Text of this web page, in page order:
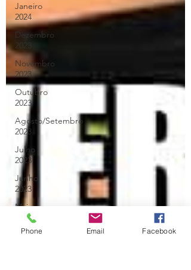
Janeiro
2024
Dezembro
2023
Novembro
2023
Outubro
2023
Agosto/Setembro
2023
Julho
2023
Junho
2023
Maio
2023
Abril
Phone Email Facebook